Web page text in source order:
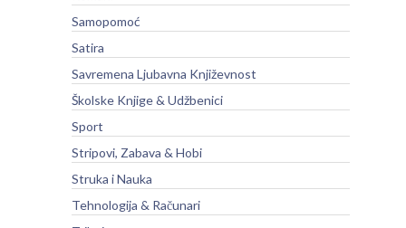
Samopomoć
Satira
Savremena Ljubavna Književnost
Školske Knjige & Udžbenici
Sport
Stripovi, Zabava & Hobi
Struka i Nauka
Tehnologija & Računari